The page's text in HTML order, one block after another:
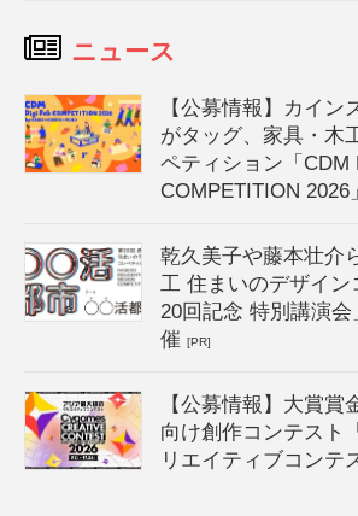
ニュース
【公募情報】カイン
がタッグ、家具・木
ペティション「CDM
COMPETITION 2026
乾久美子や藤本壮介
工 住まいのデザイン
20回記念 特別講演会
催[PR]
【公募情報】大賞賞
向け創作コンテスト
リエイティブコンテ